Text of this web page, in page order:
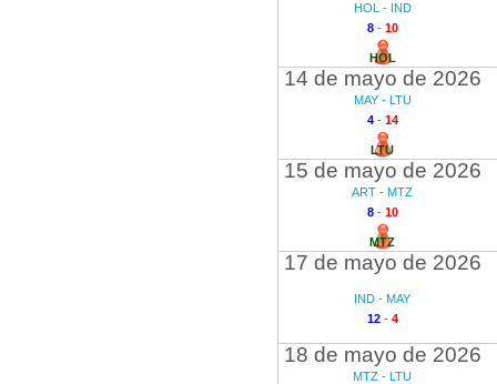
HOL - IND
8- 10
HOL
14 de mayo de 2026
MAY - LTU
4- 14
LTU
15 de mayo de 2026
ART - MTZ
8- 10
MTZ
17 de mayo de 2026
IND - MAY
12- 4
18 de mayo de 2026
MTZ - LTU